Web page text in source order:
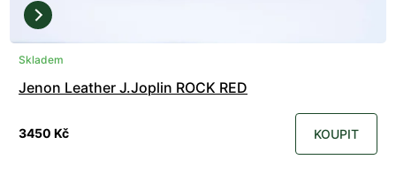
Skladem
Jenon Leather J.Joplin ROCK RED
3450 Kč KOUPIT